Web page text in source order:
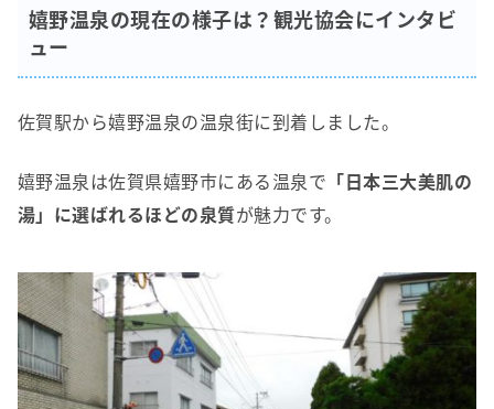
嬉野温泉の現在の様子は？観光協会にインタビ
ュー
佐賀駅から嬉野温泉の温泉街に到着しました。
嬉野温泉は佐賀県嬉野市にある温泉で 「日本三大美肌の
湯」に選ばれるほどの泉質が魅力です。